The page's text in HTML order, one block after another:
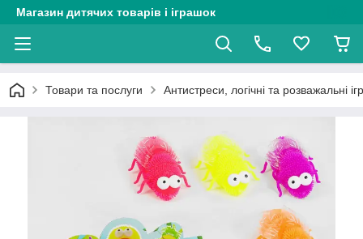
Магазин дитячих товарів і іграшок
Товари та послуги Антистреси, логічні та розважальні